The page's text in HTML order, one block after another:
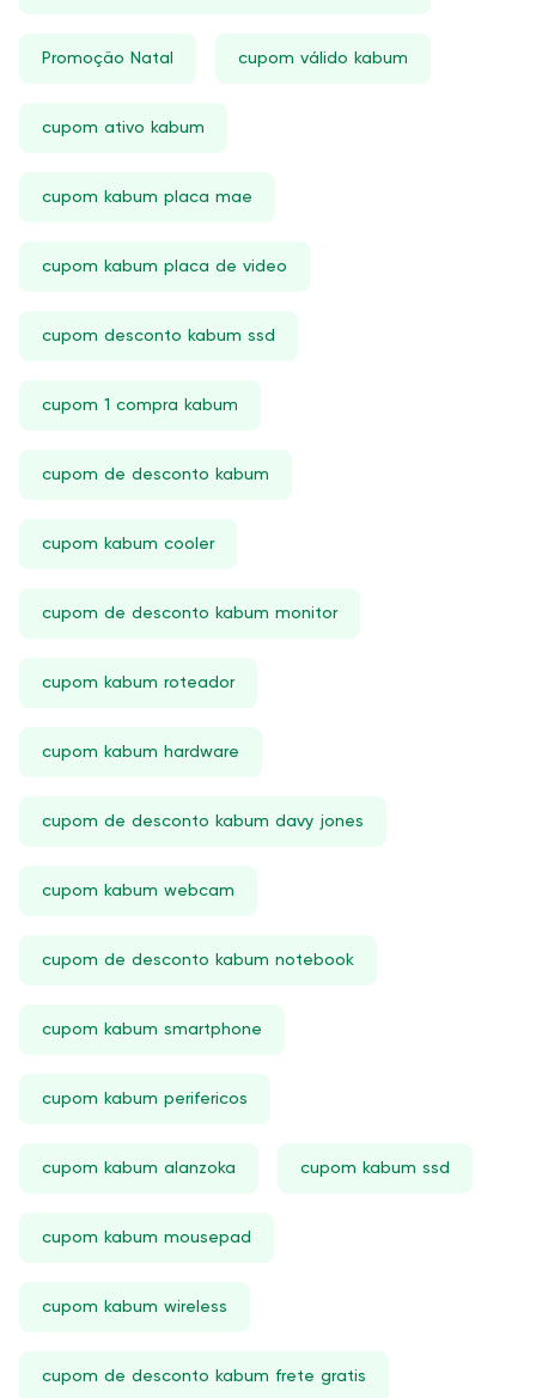
Promoção Natal cupom válido kabum
cupom ativo kabum
cupom kabum placa mae
cupom kabum placa de video
cupom desconto kabum ssd
cupom 1 compra kabum
cupom de desconto kabum
cupom kabum cooler
cupom de desconto kabum monitor
cupom kabum roteador
cupom kabum hardware
cupom de desconto kabum davy jones
cupom kabum webcam
cupom de desconto kabum notebook
cupom kabum smartphone
cupom kabum perifericos
cupom kabum alanzoka cupom kabum ssd
cupom kabum mousepad
cupom kabum wireless
cupom de desconto kabum frete gratis